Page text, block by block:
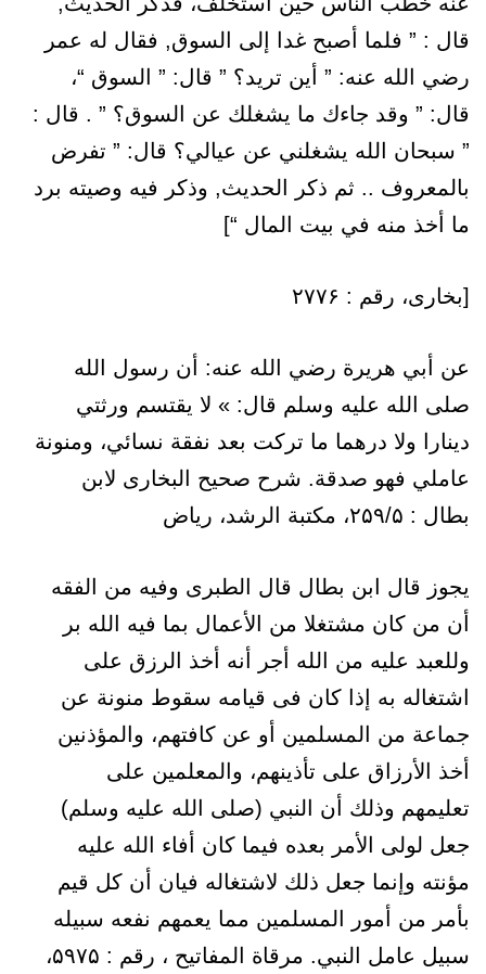
قال : ” فلما أصبح غدا إلى السوق, فقال له عمر
رضي الله عنه: ” أين تريد؟ ” قال: ” السوق “،
قال: ” وقد جاءك ما يشغلك عن السوق؟ ” . قال :
” سبحان الله يشغلني عن عيالي؟ قال: ” تفرض
بالمعروف .. ثم ذكر الحديث, وذكر فيه وصيته برد
ما أخذ منه في بيت المال “]
[بخاری، رقم : ۲۷۷۶
عن أبي هريرة رضي الله عنه: أن رسول الله
صلى الله عليه وسلم قال: » لا يقتسم ورثتي
دينارا ولا درهما ما تركت بعد نفقة نسائي، ومنونة
عاملي فهو صدقة. شرح صحیح البخاری لابن
بطال : ۲۵۹/۵، مکتبة الرشد، ریاض
يجوز قال ابن بطال قال الطبرى وفيه من الفقه
أن من كان مشتغلا من الأعمال بما فيه الله بر
وللعبد عليه من الله أجر أنه أخذ الرزق على
اشتغاله به إذا كان فى قيامه سقوط منونة عن
جماعة من المسلمين أو عن كافتهم، والمؤذنين
أخذ الأرزاق على تأذينهم، والمعلمين على
تعليمهم وذلك أن النبي (صلى الله عليه وسلم)
جعل لولى الأمر بعده فيما كان أفاء الله عليه
مؤنته وإنما جعل ذلك لاشتغاله فيان أن كل قيم
بأمر من أمور المسلمين مما يعمهم نفعه سبيله
سبيل عامل النبي. مرقاة المفاتیح ، رقم : ۵۹۷۵،